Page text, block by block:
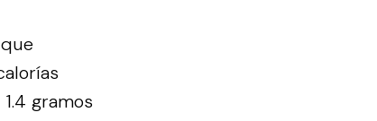
gramos